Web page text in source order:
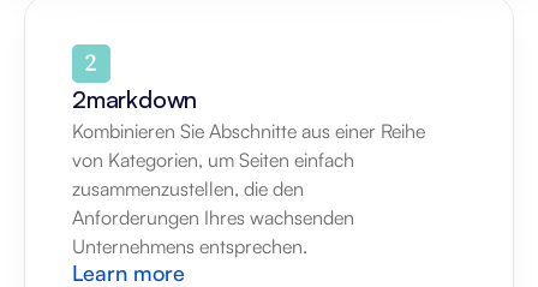
2markdown
Kombinieren Sie Abschnitte aus einer Reihe
von Kategorien, um Seiten einfach
zusammenzustellen, die den
Anforderungen Ihres wachsenden
Unternehmens entsprechen.
Learn more